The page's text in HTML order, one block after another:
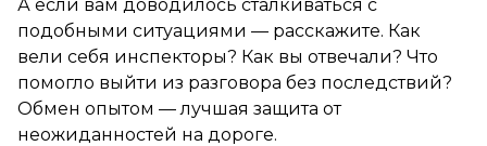
А если вам доводилось сталкиваться с
подобными ситуациями — расскажите. Как
вели себя инспекторы? Как вы отвечали? Что
помогло выйти из разговора без последствий?
Обмен опытом — лучшая защита от
неожиданностей на дороге.